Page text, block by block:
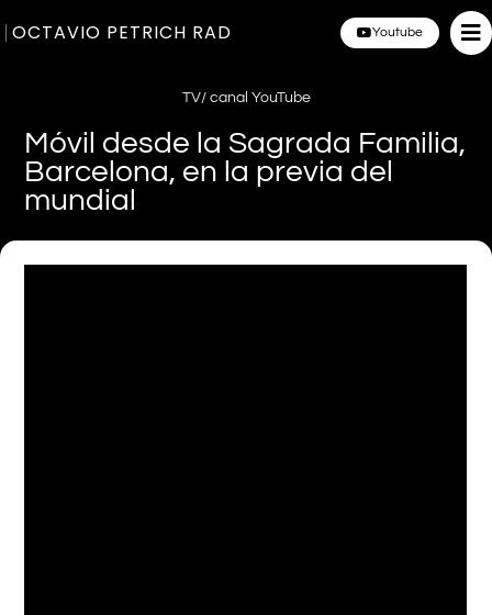
OCTAVIO PETRICH RAD Youtube
TV/ canal YouTube
Móvil desde la Sagrada Familia,
Barcelona, en la previa del
mundial